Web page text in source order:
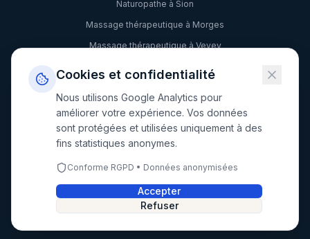
Naturopathe à Sion
Massage thérapeutique à Morges
Massage thérapeutique à Vevey
Kinésiologie à Lausanne
Réflexologie à Genève
2026Wellwell par DiagNotes. Tous droits réservés.
Cookies et confidentialité
Nous utilisons Google Analytics pour
améliorer votre expérience. Vos données
sont protégées et utilisées uniquement à des
fins statistiques anonymes.
Conforme RGPD • Données anonymisées
Accepter
Refuser